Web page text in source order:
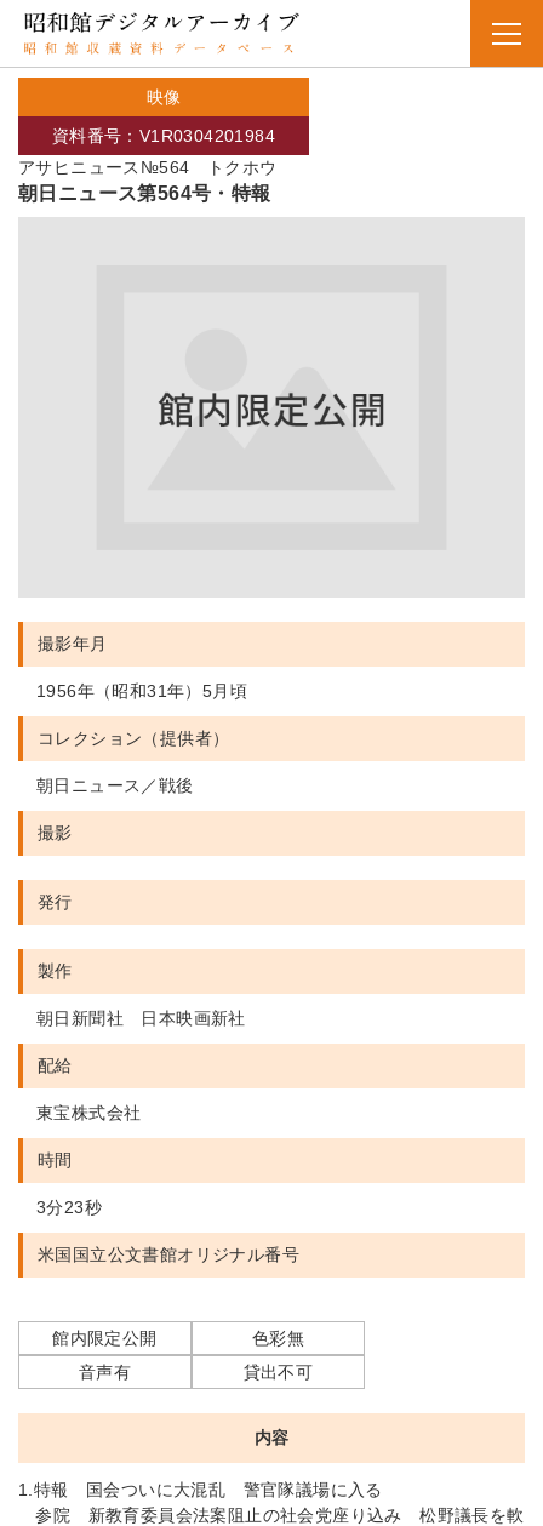
映像
アサヒニュース№564 トクホウ
資料番号：V1R0304201984
朝日ニュース第564号・特報
撮影年月
1956年（昭和31年）5月頃
コレクション（提供者）
朝日ニュース／戦後
撮影
発行
製作
朝日新聞社 日本映画新社
配給
東宝株式会社
時間
3分23秒
米国国立公文書館オリジナル番号
館内限定公開
色彩無
音声有
貸出不可
内容
1.特報 国会ついに大混乱 警官隊議場に入る
参院 新教育委員会法案阻止の社会党座り込み 松野議長を軟